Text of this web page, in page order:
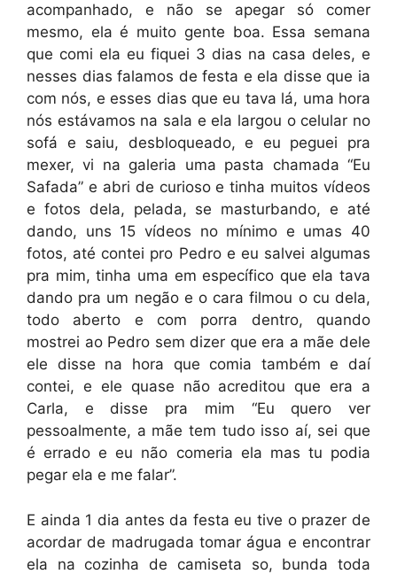
acompanhado, e não se apegar só comer
mesmo, ela é muito gente boa. Essa semana
que comi ela eu fiquei 3 dias na casa deles, e
nesses dias falamos de festa e ela disse que ia
com nós, e esses dias que eu tava lá, uma hora
nós estávamos na sala e ela largou o celular no
sofá e saiu, desbloqueado, e eu peguei pra
mexer, vi na galeria uma pasta chamada “Eu
Safada” e abri de curioso e tinha muitos vídeos
e fotos dela, pelada, se masturbando, e até
dando, uns 15 vídeos no mínimo e umas 40
fotos, até contei pro Pedro e eu salvei algumas
pra mim, tinha uma em específico que ela tava
dando pra um negão e o cara filmou o cu dela,
todo aberto e com porra dentro, quando
mostrei ao Pedro sem dizer que era a mãe dele
ele disse na hora que comia também e daí
contei, e ele quase não acreditou que era a
Carla, e disse pra mim “Eu quero ver
pessoalmente, a mãe tem tudo isso aí, sei que
é errado e eu não comeria ela mas tu podia
pegar ela e me falar”.
E ainda 1 dia antes da festa eu tive o prazer de
acordar de madrugada tomar água e encontrar
ela na cozinha de camiseta so, bunda toda